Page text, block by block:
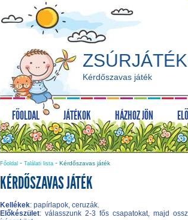
Kérdőszavas játék
FŐOLDAL JÁTÉKOK HÁZHOZ JÖN
Főoldal - Találati lista - Kérdőszavas játék
KÉRDŐSZAVAS JÁTÉK
Kellékek: papírlapok, ceruzák.
Előkészület: válasszunk 2-3 fős csapatokat, majd